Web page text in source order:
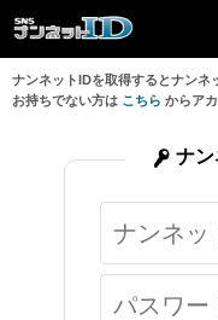
ナンネットIDを取得するとナンネ
お持ちでない方は こちら からア
ナ